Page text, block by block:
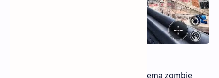
Hello Sobat Bloggermuda Game bertema zombie